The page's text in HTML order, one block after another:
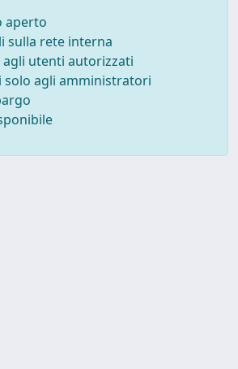
aperto
sulla rete interna
utenti autorizzati
solo agli amministratori